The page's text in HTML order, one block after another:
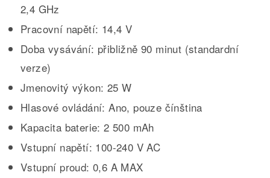
2,4 GHz
Pracovní napětí: 14,4 V
Doba vysávání: přibližně 90 minut (standardní
verze)
Jmenovitý výkon: 25 W
Hlasové ovládání: Ano, pouze čínština
Kapacita baterie: 2 500 mAh
Vstupní napětí: 100-240 V AC
Vstupní proud: 0,6 A MAX